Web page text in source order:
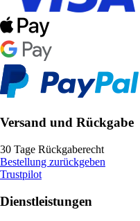
Versand und Rückgabe
30 Tage Rückgaberecht
Bestellung zurückgeben
Trustpilot
Dienstleistungen